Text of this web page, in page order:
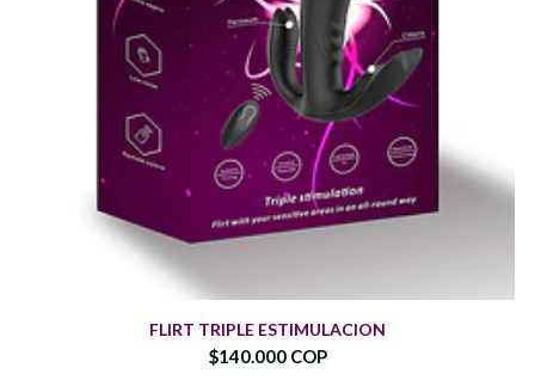
FLIRT TRIPLE ESTIMULACION
$140.000 COP